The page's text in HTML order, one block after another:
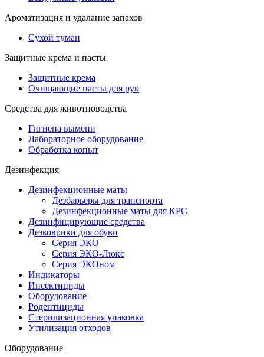
Ароматизация и удалание запахов
Сухой туман
Защитные крема и пасты
Защитные крема
Очищающие пасты для рук
Средства для животноводства
Гигиена вымени
Лабораторное оборудование
Обработка копыт
Дезинфекция
Дезинфекционные маты
Дезбарьеры для транспорта
Дезинфекционные маты для КРС
Дезинфицирующие средства
Дезковрики для обуви
Серия ЭКО
Серия ЭКО-Люкс
Серия ЭКОном
Индикаторы
Инсектициды
Оборудование
Родентициды
Стерилизационная упаковка
Утилизация отходов
Оборудование